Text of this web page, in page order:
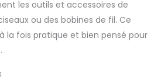
diverses fournitures de
couture. Un grand
compartiment sous la
les outils et accessoires de
ou des bobines de fil. Ce
la fois pratique et bien pensé pour